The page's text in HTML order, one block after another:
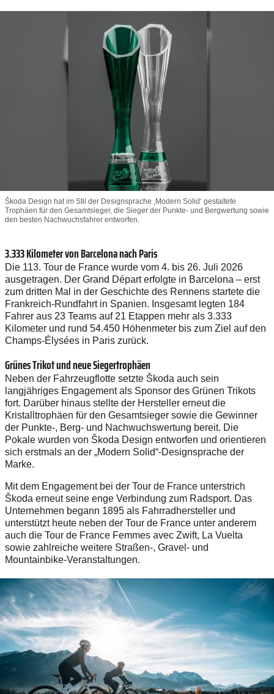
Škoda Design hat im Stil der Designsprache ‚Modern Solid‘ gestaltete
Trophäen für den Gesamtsieger, die Sieger der Punkte- und Bergwertung sowie
den besten Nachwuchsfahrer entworfen.
3.333 Kilometer von Barcelona nach Paris
Die 113. Tour de France wurde vom 4. bis 26. Juli 2026
ausgetragen. Der Grand Départ erfolgte in Barcelona – erst
zum dritten Mal in der Geschichte des Rennens startete die
Frankreich-Rundfahrt in Spanien. Insgesamt legten 184
Fahrer aus 23 Teams auf 21 Etappen mehr als 3.333
Kilometer und rund 54.450 Höhenmeter bis zum Ziel auf den
Champs-Élysées in Paris zurück.
Grünes Trikot und neue Siegertrophäen
Neben der Fahrzeugflotte setzte Škoda auch sein
langjähriges Engagement als Sponsor des Grünen Trikots
fort. Darüber hinaus stellte der Hersteller erneut die
Kristalltrophäen für den Gesamtsieger sowie die Gewinner
der Punkte-, Berg- und Nachwuchswertung bereit. Die
Pokale wurden von Škoda Design entworfen und orientieren
sich erstmals an der „Modern Solid“-Designsprache der
Marke.
Mit dem Engagement bei der Tour de France unterstrich
Škoda erneut seine enge Verbindung zum Radsport. Das
Unternehmen begann 1895 als Fahrradhersteller und
unterstützt heute neben der Tour de France unter anderem
auch die Tour de France Femmes avec Zwift, La Vuelta
sowie zahlreiche weitere Straßen-, Gravel- und
Mountainbike-Veranstaltungen.